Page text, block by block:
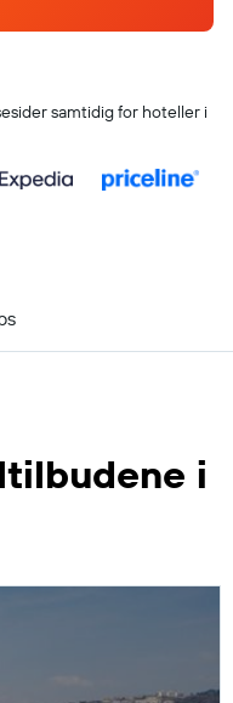
samtidig for hoteller i
i